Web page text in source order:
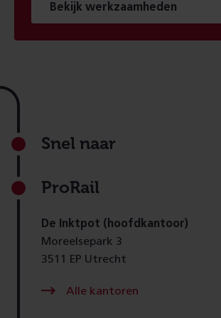
Bekijk werkzaamheden
Footer
Snel naar
ProRail
De Inktpot (hoofdkantoor)
Moreelsepark 3
3511 EP Utrecht
Alle kantoren